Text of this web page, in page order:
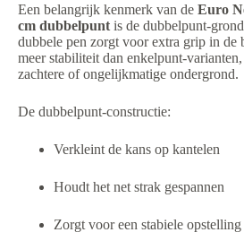
Een belangrijk kenmerk van de Euro
cm dubbelpunt is de dubbelpunt-
dubbele pen zorgt voor extra grip in de
meer stabiliteit dan enkelpunt-
zachtere of ongelijkmatige ondergrond.
De dubbelpunt-constructie:
Verkleint de kans op kantelen
Houdt het net strak gespannen
Zorgt voor een stabiele opstelling